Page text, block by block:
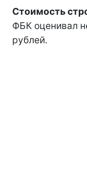
Стоимость
ФБК оценивал
рублей.